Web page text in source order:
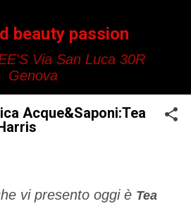
beauty passion
Via San Luca 30R
Genova
Acque&Saponi:Tea
vi presento oggi è Tea